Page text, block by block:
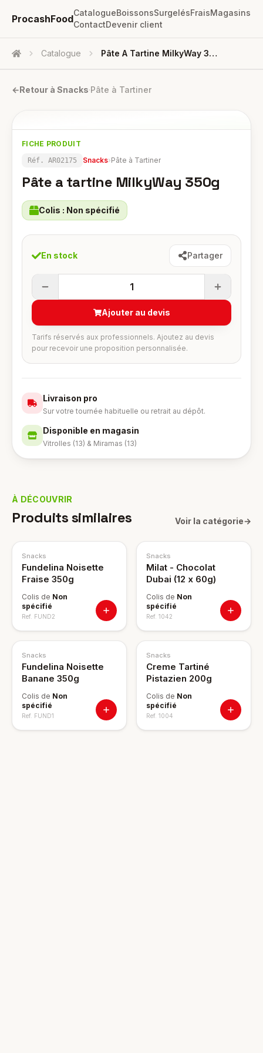
ProcashFood
CatalogueBoissonsSurgelésFraisMagasins
ContactDevenir client
Accueil Catalogue Pâte A Tartine MilkyWay 350g
←Retour à Snacks·Pâte à Tartiner
FICHE PRODUIT
Réf. AR02175 Snacks›Pâte à Tartiner
Pâte a tartine MilkyWay 350g
Colis : Non spécifié
En stock Partager
1
Ajouter au devis
Tarifs réservés aux professionnels. Ajoutez au devis
pour recevoir une proposition personnalisée.
Livraison pro
Sur votre tournée habituelle ou retrait au dépôt.
Disponible en magasin
Vitrolles (13) & Miramas (13)
À DÉCOUVRIR
Produits similaires Voir la catégorie→
Snacks
Fundelina Noisette
Fraise 350g
Colis de Non
spécifié
Ref. FUND2
Snacks
Milat - Chocolat
Dubai (12 x 60g)
Colis de Non
spécifié
Ref. 1042
Snacks
Fundelina Noisette
Banane 350g
Colis de Non
spécifié
Ref. FUND1
Snacks
Creme Tartiné
Pistazien 200g
Colis de Non
spécifié
Ref. 1004